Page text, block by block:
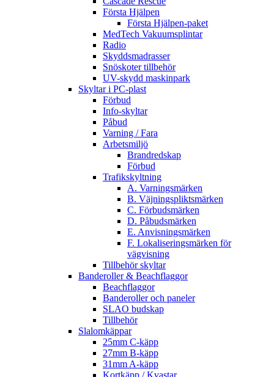
Första Hjälpen
Första Hjälpen-paket
MedTech Vakuumsplintar
Radio
Skyddsmadrasser
Snöskoter tillbehör
UV-skydd maskinpark
Skyltar i PC-plast
Förbud
Info-skyltar
Påbud
Varning / Fara
Arbetsmiljö
Brandredskap
Förbud
Trafikskyltning
A. Varningsmärken
B. Väjningspliktsmärken
C. Förbudsmärken
D. Påbudsmärken
E. Anvisningsmärken
F. Lokaliseringsmärken för
vägvisning
Tillbehör skyltar
Banderoller & Beachflaggor
Beachflaggor
Banderoller och paneler
SLAO budskap
Tillbehör
Slalomkäppar
25mm C-käpp
27mm B-käpp
31mm A-käpp
Kortkäpp / Kvastar